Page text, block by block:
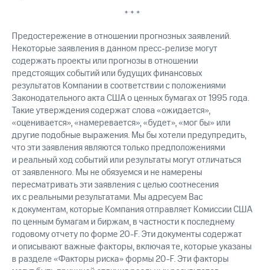
* * *
Предостережение в отношении прогнозных заявлений.
Некоторые заявления в данном пресс-релизе могут
содержать проекты или прогнозы в отношении
предстоящих событий или будущих финансовых
результатов Компании в соответствии с положениями
Законодательного акта США о ценных бумагах от 1995 года.
Такие утверждения содержат слова «ожидается»,
«оценивается», «намеревается», «будет», «мог бы» или
другие подобные выражения. Мы бы хотели предупредить,
что эти заявления являются только предположениями
и реальный ход событий или результаты могут отличаться
от заявленного. Мы не обязуемся и не намерены
пересматривать эти заявления с целью соотнесения
их с реальными результатами. Мы адресуем Вас
к документам, которые Компания отправляет Комиссии США
по ценным бумагам и биржам, в частности к последнему
годовому отчету по форме 20-F. Эти документы содержат
и описывают важные факторы, включая те, которые указаны
в разделе «Факторы риска» формы 20-F. Эти факторы